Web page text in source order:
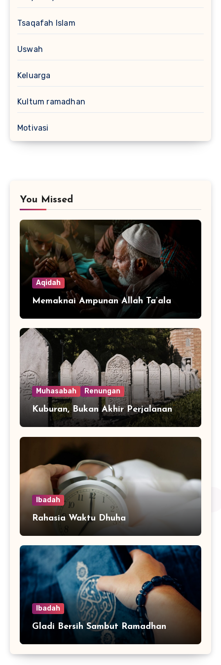
Tsaqafah Islam
Uswah
Keluarga
Kultum ramadhan
Motivasi
You Missed
Aqidah
Memaknai Ampunan Allah Ta’ala
Muhasabah Renungan
Kuburan, Bukan Akhir Perjalanan
Ibadah
Rahasia Waktu Dhuha
Ibadah
Gladi Bersih Sambut Ramadhan